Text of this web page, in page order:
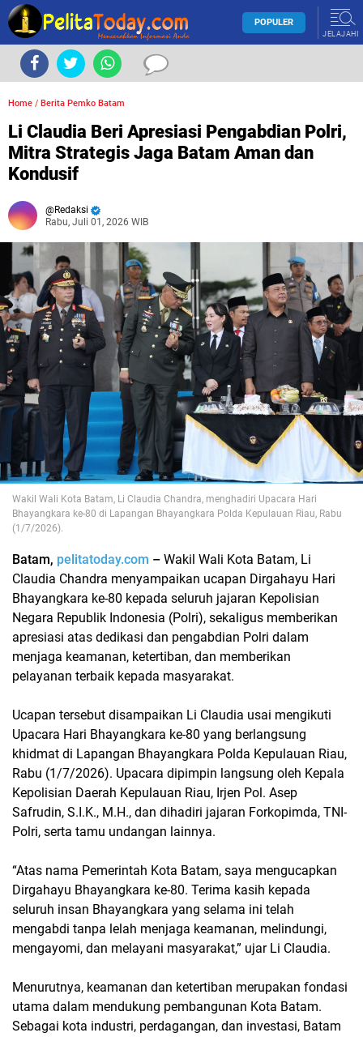
POPULER
JELAJAHI
Home / Berita Pemko Batam
Li Claudia Beri Apresiasi Pengabdian Polri,
Mitra Strategis Jaga Batam Aman dan
Kondusif
Redaksi
Rabu, Juli 01, 2026 WIB
Wakil Wali Kota Batam, Li Claudia Chandra, menghadiri Upacara Hari
Bhayangkara ke-80 di Lapangan Bhayangkara Polda Kepulauan Riau, Rabu
(1/7/2026).
Batam, pelitatoday.com – Wakil Wali Kota Batam, Li
Claudia Chandra menyampaikan ucapan Dirgahayu Hari
Bhayangkara ke-80 kepada seluruh jajaran Kepolisian
Negara Republik Indonesia (Polri), sekaligus memberikan
apresiasi atas dedikasi dan pengabdian Polri dalam
menjaga keamanan, ketertiban, dan memberikan
pelayanan terbaik kepada masyarakat.
Ucapan tersebut disampaikan Li Claudia usai mengikuti
Upacara Hari Bhayangkara ke-80 yang berlangsung
khidmat di Lapangan Bhayangkara Polda Kepulauan Riau,
Rabu (1/7/2026). Upacara dipimpin langsung oleh Kepala
Kepolisian Daerah Kepulauan Riau, Irjen Pol. Asep
Safrudin, S.I.K., M.H., dan dihadiri jajaran Forkopimda, TNI-
Polri, serta tamu undangan lainnya.
“Atas nama Pemerintah Kota Batam, saya mengucapkan
Dirgahayu Bhayangkara ke-80. Terima kasih kepada
seluruh insan Bhayangkara yang selama ini telah
mengabdi tanpa lelah menjaga keamanan, melindungi,
mengayomi, dan melayani masyarakat,” ujar Li Claudia.
Menurutnya, keamanan dan ketertiban merupakan fondasi
utama dalam mendukung pembangunan Kota Batam.
Sebagai kota industri, perdagangan, dan investasi, Batam